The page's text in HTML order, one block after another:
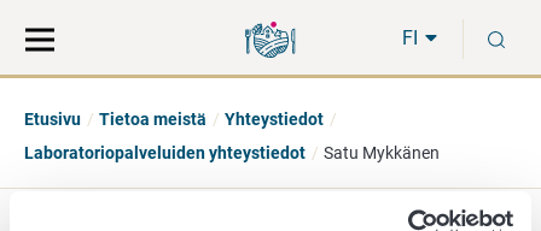
suoraan
sisältöön
koko
sivuston
FI
Etusivu Tietoa meistä
Yhteystiedot
Laboratoriopalveluiden yhteystiedot
Satu Mykkänen